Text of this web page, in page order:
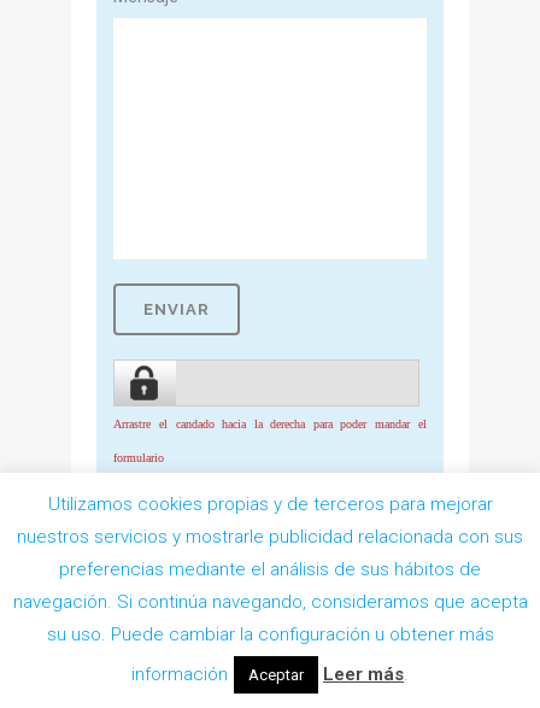
Arrastre el candado hacia la derecha para poder mandar el
formulario
He leído y acepto laPolítica de
Privacidad del responsable del tratamiento
Pedir Cita
Utilizamos cookies propias y de terceros para mejorar
nuestros servicios y mostrarle publicidad relacionada con sus
preferencias mediante el análisis de sus hábitos de
navegación. Si continúa navegando, consideramos que acepta
su uso. Puede cambiar la configuración u obtener más
información
Aceptar Leer más.